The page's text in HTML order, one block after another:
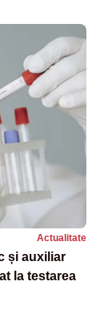
Actualitate
și auxiliar
la testarea